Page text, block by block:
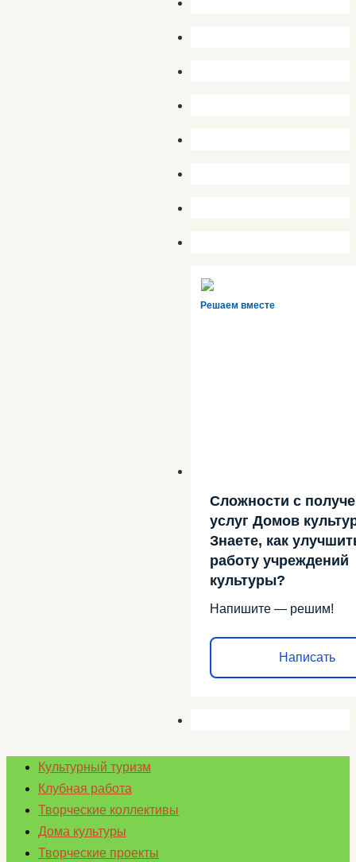
Решаем вместе
Сложности с
услуг Домов
Знаете, как
работу учреждений
культуры?
Напишите — решим!
Написать
Культурный туризм
Клубная работа
Творческие коллективы
Дома культуры
Творческие проекты